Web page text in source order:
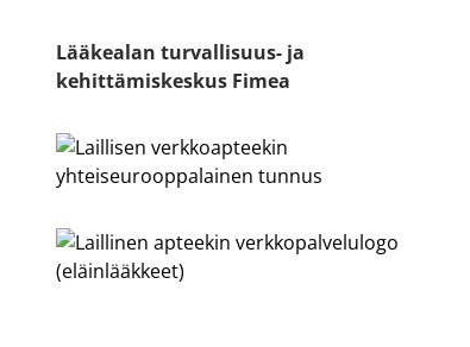
Lääkealan turvallisuus- ja
kehittämiskeskus Fimea